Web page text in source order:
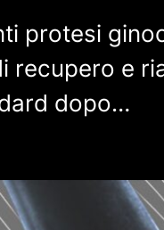
protesi
recupero e
dopo…